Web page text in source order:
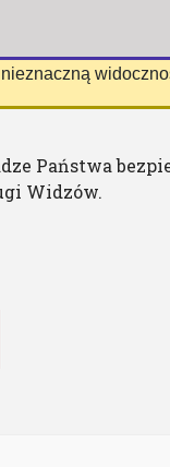
Państwa
Widzów.